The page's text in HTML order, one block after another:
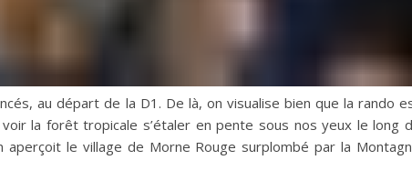
au départ de la D1. De là, on visualise bien que la rando
la forêt tropicale s’étaler en pente sous nos yeux le long
le village de Morne Rouge surplombé par la